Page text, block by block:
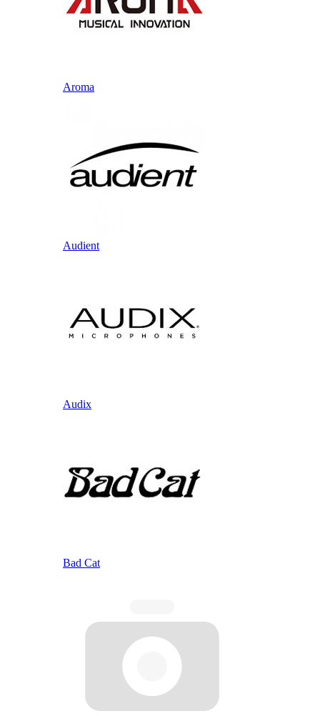
Aroma
Audient
Audix
Bad Cat